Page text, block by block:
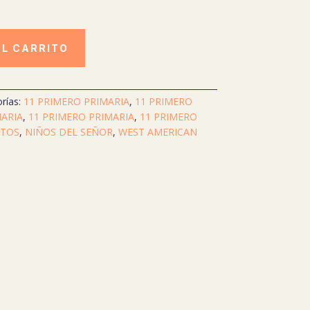
CARRITO
11 PRIMERO PRIMARIA, 11 PRIMERO
, 11 PRIMERO PRIMARIA, 11 PRIMERO
, NIÑOS DEL SEÑOR, WEST AMERICAN